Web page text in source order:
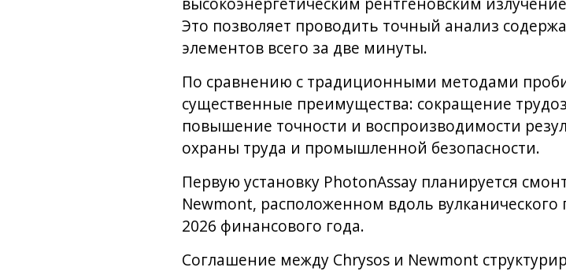
Это позволяет проводить точный анализ
элементов всего за две минуты.
По сравнению с традиционными методами
существенные преимущества: сокращение
повышение точности и воспроизводимости
охраны труда и промышленной безопасности.
Первую установку PhotonAssay планируется
Newmont, расположенном вдоль
2026 финансового года.
Соглашение между Chrysos и Newmont